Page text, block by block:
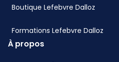
Boutique Lefebvre Dalloz
Formations Lefebvre Dalloz
À propos